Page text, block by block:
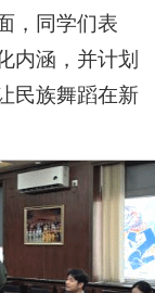
，同学们表
内涵，并计划
民族舞蹈在新